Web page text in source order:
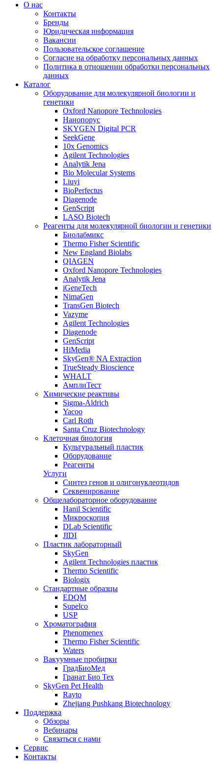
О нас
Контакты
Бренды
Юридическая информация
Вакансии
Пользовательское соглашение
Согласие на обработку персональных данных
Политика в отношении обработки персональных
данных
Каталог
Оборудование для молекулярной биологии и
генетики
Oxford Nanopore Technologies
Нанопорус
SKYGEN Digital PCR
SeekGene
10x Genomics
Agilent Technologies
Analytik Jena
Bio Molecular Systems
Liuyi
BioPerfectus
Diagenode
GenScript
LASO Biotech
Реагенты для молекулярной биологии и генетики
Биолабмикс
Thermo Fisher Scientific
New England Biolabs
QIAGEN
Oxford Nanopore Technologies
Analytik Jena
iGeneTech
NimaGen
TransGen Biotech
Vazyme
Agilent Technologies
Diagenode
GenScript
HiMedia
SkyGen® NA Extraction
TrueSteady Bioscience
WHALT
АмплиТест
Химические реактивы
Sigma-Aldrich
Yacoo
Carl Roth
Santa Cruz Biotechnology
Клеточная биология
Культуральный пластик
Оборудование
Реагенты
Услуги
Синтез генов и олигонуклеотидов
Секвенирование
Общелабораторное оборудование
Hanil Scientific
Микроскопия
DLab Scientific
JIDI
Пластик лабораторный
SkyGen
Agilent Technologies пластик
Thermo Scientific
Biologix
Стандартные образцы
EDQM
Supelco
USP
Хроматография
Phenomenex
Thermo Fisher Scientific
Waters
Вакуумные пробирки
ГрадБиоМед
Гранат Био Тех
SkyGen Pet Health
Rayto
Zhejiang Pushkang Biotechnology
Поддержка
Обзоры
Вебинары
Связаться с нами
Сервис
Контакты